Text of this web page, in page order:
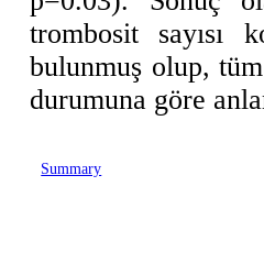
trombosit sayısı
bulunmuş olup,
durumuna göre
Summary